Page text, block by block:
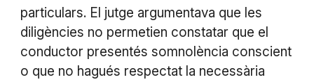
particulars. El jutge argumentava que les
diligències no permetien constatar que el
conductor presentés somnolència conscient
o que no hagués respectat la necessària